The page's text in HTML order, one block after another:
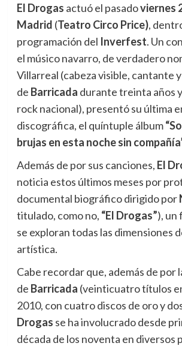
El Drogas actuó el pasadoviernes
Madrid (Teatro Circo Price),
programación del Inverfest. Un
el músico navarro, de verdadero
Villarreal (cabeza visible, cantante
de Barricada durante treinta años
rock nacional), presentó su última
discográfica, el quíntuple álbum
brujas en esta noche sin
Además de por sus canciones, El
noticia estos últimos meses por
documental biográfico dirigido por
titulado, como no, “El Drogas”), un
se exploran todas las dimensiones
artística.
Cabe recordar que, además de por
de Barricada (veinticuatro títulos
2010, con cuatro discos de oro y
Drogas se ha involucrado desde
década de los noventa en diversos